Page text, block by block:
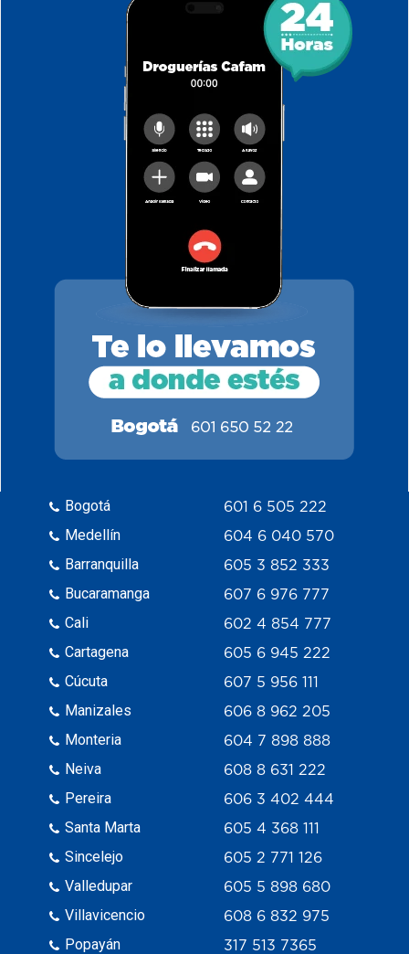
Bogotá
Medellín
Barranquilla
Bucaramanga
Cali
Cartagena
Cúcuta
Manizales
Monteria
Neiva
Pereira
Santa Marta
Sincelejo
Valledupar
Villavicencio
Popayán
601 6 505 222
604 6 040 570
605 3 852 333
607 6 976 777
602 4 854 777
605 6 945 222
607 5 956 111
606 8 962 205
604 7 898 888
608 8 631 222
606 3 402 444
605 4 368 111
605 2 771 126
605 5 898 680
608 6 832 975
317 513 7365